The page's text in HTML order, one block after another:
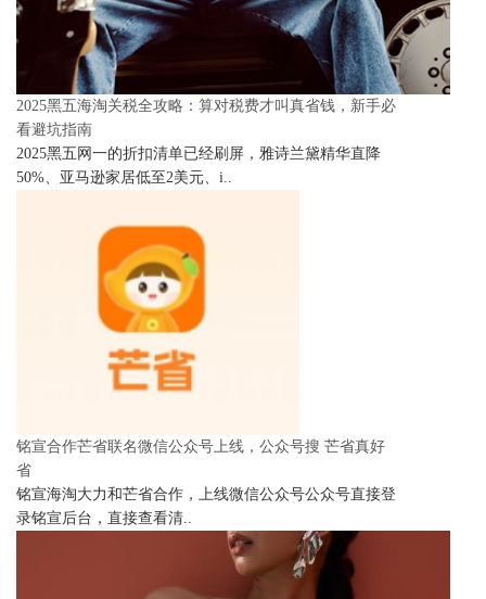
2025黑五海淘关税全攻略：算对税费才叫真省钱，新手必
看避坑指南
2025黑五网一的折扣清单已经刷屏，雅诗兰黛精华直降
50%、亚马逊家居低至2美元、i..
铭宣合作芒省联名微信公众号上线，公众号搜 芒省真好
省
铭宣海淘大力和芒省合作，上线微信公众号公众号直接登
录铭宣后台，直接查看清..